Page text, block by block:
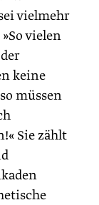
vielmehr
vielen
keine
müssen
Sie zählt